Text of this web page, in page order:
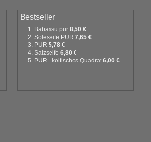
Bestseller
Babassu pur 8,50 €
Soleseife PUR 7,65 €
PUR 5,78 €
Salzseife 6,80 €
PUR - keltisches Quadrat 6,00 €